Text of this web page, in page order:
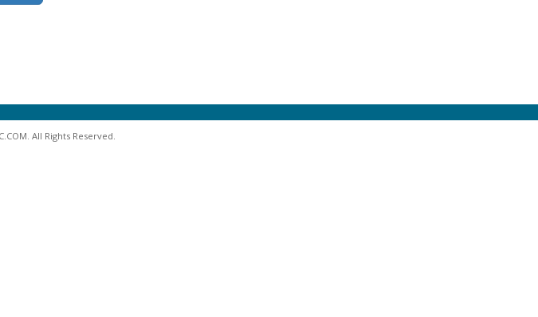
All Rights Reserved.